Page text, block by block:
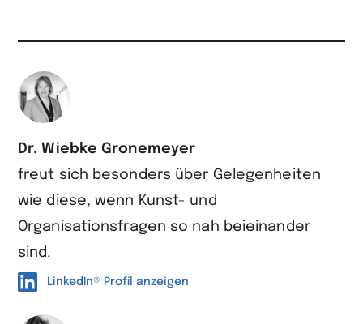
Dr. Wiebke Gronemeyer
freut sich besonders über Gelegenheiten
wie diese, wenn Kunst- und
Organisationsfragen so nah beieinander
sind.
LinkedIn® Profil anzeigen